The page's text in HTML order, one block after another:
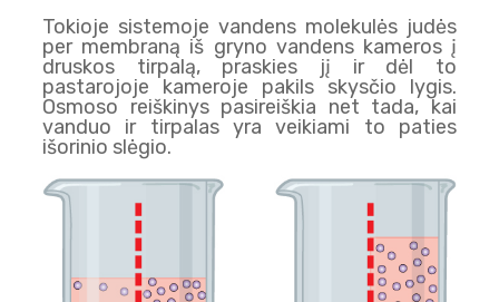
Tokioje sistemoje vandens molekulės judės
per membraną iš gryno vandens kameros į
druskos tirpalą, praskies jį ir dėl to
pastarojoje kameroje pakils skysčio lygis.
Osmoso reiškinys pasireiškia net tada, kai
vanduo ir tirpalas yra veikiami to paties
išorinio slėgio.